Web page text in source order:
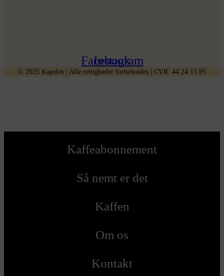
Facebook
Instagram
© 2025 Kapslen | Alle rettigheder forbeholdes | CVR: 44 24 15 95
Kaffeabonnement
Så nemt er det
Kaffen
Om os
Kontakt